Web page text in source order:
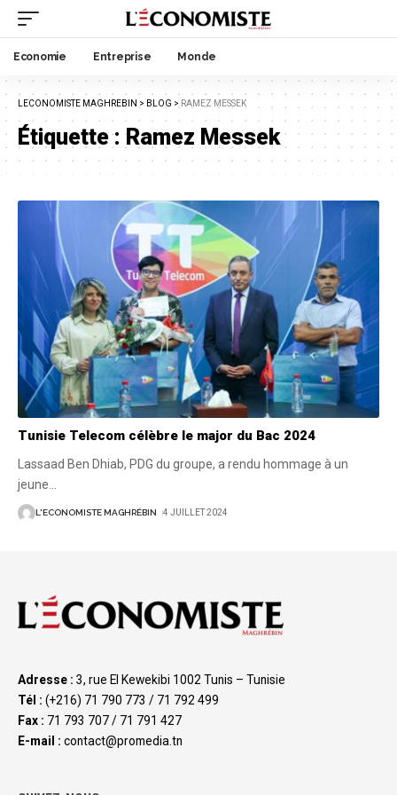
Economie Entreprise Monde
LECONOMISTE MAGHREBIN > BLOG > RAMEZ MESSEK
Étiquette :Ramez Messek
Tunisie Telecom célèbre le major du Bac 2024
Lassaad Ben Dhiab, PDG du groupe, a rendu hommage à un
jeune
L'ECONOMISTE MAGHRÉBIN 4 JUILLET 2024
Adresse : 3, rue El Kewekibi 1002 Tunis – Tunisie
Tél : (+216) 71 790 773 / 71 792 499
Fax : 71 793 707 / 71 791 427
E-mail : contact@promedia.tn